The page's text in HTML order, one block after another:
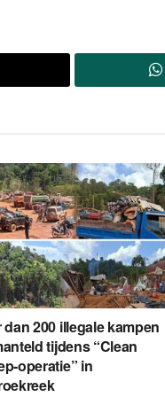
dan 200 illegale kampen
tijdens “Clean
operatie” in